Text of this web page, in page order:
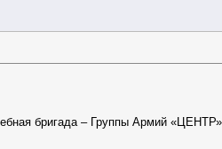
бригада – Группы Армий «ЦЕНТР».